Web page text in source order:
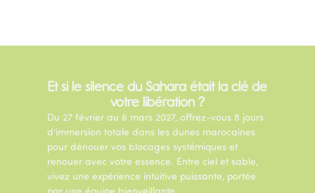
Et si le silence du Sahara était la clé de
votre libération ?
Du 27 février au 6 mars 2027, offrez-vous 8 jours
d’immersion totale dans les dunes marocaines
pour dénouer vos blocages systémiques et
renouer avec votre essence. Entre ciel et sable,
vivez une expérience intuitive puissante, portée
par une équipe bienveillante.